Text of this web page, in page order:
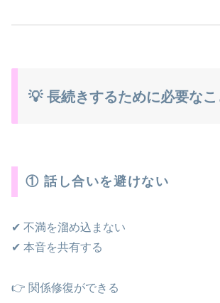
💡 長続きするために必要なこ
① 話し合いを避けない
✔ 不満を溜め込まない
✔ 本音を共有する
👉 関係修復ができる